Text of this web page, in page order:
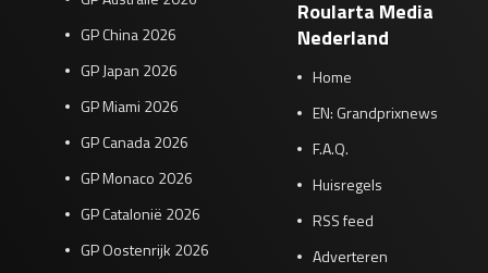
GP China 2026
GP Japan 2026
GP Miami 2026
GP Canada 2026
GP Monaco 2026
GP Catalonië 2026
GP Oostenrijk 2026
Roularta Media
Nederland
Home
EN: Grandprixnews
F.A.Q.
Huisregels
RSS feed
Adverteren